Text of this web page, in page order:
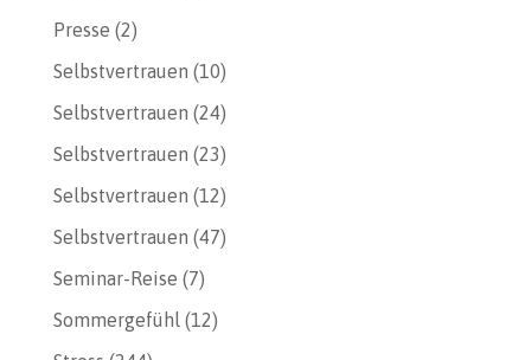
Presse (2)
Selbstvertrauen (10)
Selbstvertrauen (24)
Selbstvertrauen (23)
Selbstvertrauen (12)
Selbstvertrauen (47)
Seminar-Reise (7)
Sommergefühl(12)